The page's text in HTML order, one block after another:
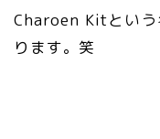
Charoen Kitという
ります。笑